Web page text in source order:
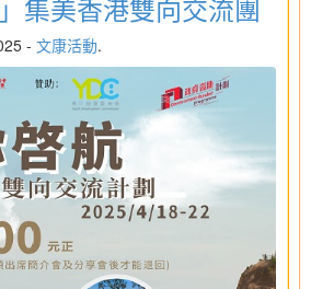
集美香港雙向交流團
- 文康活動.